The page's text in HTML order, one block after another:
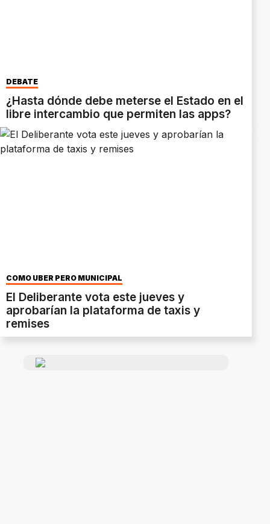
DEBATE
¿Hasta dónde debe meterse el Estado en el
libre intercambio que permiten las apps?
COMO UBER PERO MUNICIPAL
El Deliberante vota este jueves y
aprobarían la plataforma de taxis y
remises